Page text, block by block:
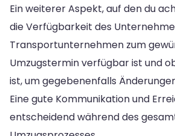
Ein weiterer Aspekt, auf den du
die Verfügbarkeit des
Transportunternehmen zum
Umzugstermin verfügbar ist und
ist, um gegebenenfalls
Eine gute Kommunikation und
entscheidend während des